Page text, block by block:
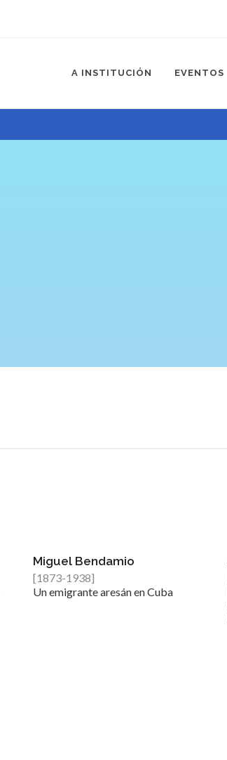
A INSTITUCIÓN EVENTOS
Miguel Bendamio
[1873-1938]
Un emigrante aresán en Cuba